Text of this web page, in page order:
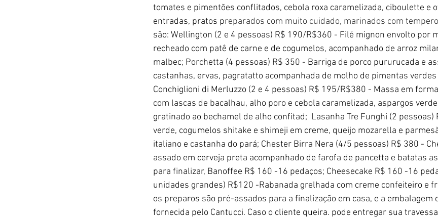
tomates e pimentões conflitados, cebola roxa caramelizada, ciboulette e
entradas, pratos preparados com muito cuidado, marinados com
são: Wellington (2 e 4 pessoas) R$ 190/R$360 - Filé mignon envolto por
recheado com patê de carne e de cogumelos, acompanhado de arroz
malbec; Porchetta (4 pessoas) R$ 350 - Barriga de porco pururucada e
castanhas, ervas, pagratatto acompanhada de molho de pimentas
Conchiglioni di Merluzzo (2 e 4 pessoas) R$ 195/R$380 - Massa em
com lascas de bacalhau, alho poro e cebola caramelizada, aspargos
gratinado ao bechamel de alho confitad;  Lasanha Tre Funghi (2
verde, cogumelos shitake e shimeji em creme, queijo mozarella e
italiano e castanha do pará; Chester Birra Nera (4/5 pessoas) R$ 380 -
assado em cerveja preta acompanhado de farofa de pancetta e batatas
para finalizar, Banoffee R$ 160 -16 pedaços; Cheesecake R$ 160 -16
unidades grandes) R$120 -Rabanada grelhada com creme confeiteiro e
os preparos são pré-assados para a finalização em casa, e a embalagem
fornecida pelo Cantucci. Caso o cliente queira. pode entregar sua